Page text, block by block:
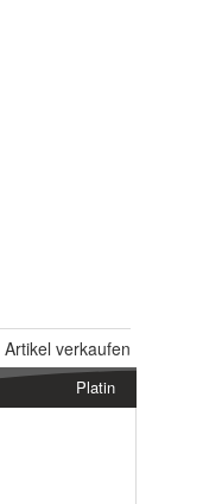
Artikel verkaufen
Platin